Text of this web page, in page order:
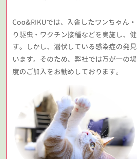
Coo&RIKUでは、入舎したワンちゃん
り駆虫・ワクチン接種などを実施し、
す。しかし、潜伏している感染症の発
います。そのため、弊社では万が一の
度のご加入をお勧めしております。